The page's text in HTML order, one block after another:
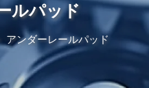
ルパッド
アンダーレールパッド